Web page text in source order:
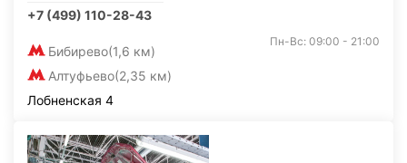
+7 (499) 110-28-43
Бибирево(1,6 км)
Алтуфьево(2,35 км)
Пн-Вс: 09:00 - 21:00
Лобненская 4